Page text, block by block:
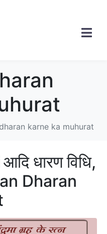
karne ka muhurat
धारण विधि,
Dharan